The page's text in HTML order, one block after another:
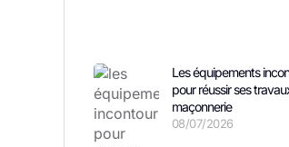
Les équipements
pour réussir ses
maçonnerie
08/07/2026